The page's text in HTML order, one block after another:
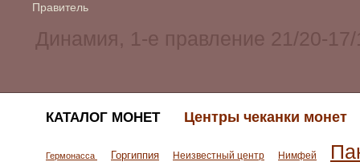
Правитель
КАТАЛОГ МОНЕТ Центры чеканки монет
Гермонасса Горгиппия Неизвестный центр Нимфей